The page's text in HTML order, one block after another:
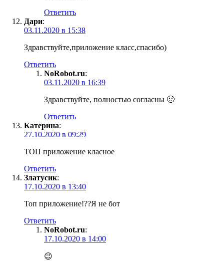
Ответить
Дари:
03.11.2020 в 15:38
Здравствуйте,приложение класс,спасибо)
Ответить
NoRobot.ru:
03.11.2020 в 16:39
Здравствуйте, полностью согласны 🙂
Ответить
Катерина:
27.10.2020 в 09:29
ТОП приложение класное
Ответить
Златусик:
17.10.2020 в 13:40
Топ приложение!??Я не бот
Ответить
NoRobot.ru:
17.10.2020 в 14:00
😉